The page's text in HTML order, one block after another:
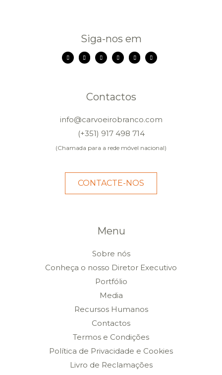
Siga-nos em
Contactos
info@carvoeirobranco.com
(+351) 917 498 714
(Chamada para a rede móvel nacional)
CONTACTE-NOS
Menu
Sobre nós
Conheça o nosso Diretor Executivo
Portfólio
Media
Recursos Humanos
Contactos
Termos e Condições
Política de Privacidade e Cookies
Livro de Reclamações